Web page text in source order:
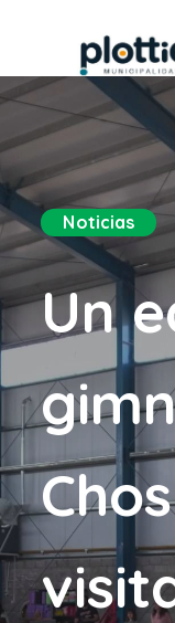
Noticias
Un